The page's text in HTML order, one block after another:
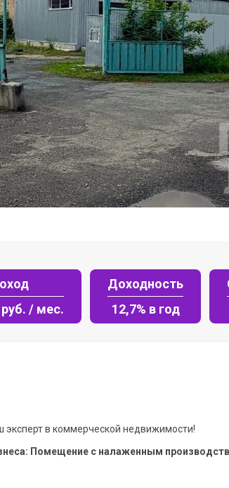
руб. / мес.
Доходность
12,7% в год
в коммерческой недвижимости!
Помещение с налаженным